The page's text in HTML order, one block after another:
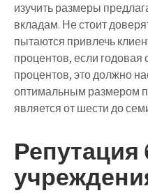
изучить размеры
вкладам. Не стоит
пытаются привлечь
процентов, если годовая
процентов, это должно
оптимальным размером
является от шести до
Репутация